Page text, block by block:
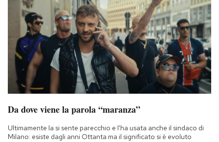
Da dove viene la parola “maranza”
Ultimamente la si sente parecchio e l'ha usata anche il sindaco di
Milano: esiste dagli anni Ottanta ma il significato si è evoluto